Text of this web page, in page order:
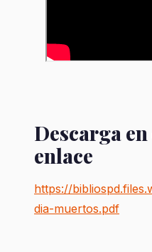
Descarga
enlace
https://
dia-muertos.pdf